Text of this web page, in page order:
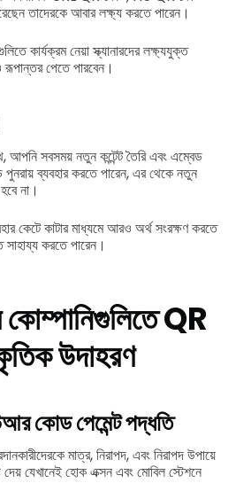
তাদেরকে আবার লক্ষ্য করতে পারেন।
কার্যক্রম নেয়া স্ক্যানারদের লক্ষ্যযুক্ত
পেতে পারবেন।
আপনি সবসময় নতুন কন্টেন্ট তৈরি এবং এম্বেড
ব্যবহার করতে পারেন, এর থেকে নতুন
না।
কেটে কাটার মাধ্যমে আরও অর্থ সংরক্ষণ করতে
করতে পারেন।
কোম্পানিগুলিতে QR
উদাহরণ
কোড পেমেন্ট পদ্ধতি
মাত্র, নিরাপদ, এবং নিরাপদ উপায়ে
যেখানেই হোক এক্সন এবং মোবিল স্টেশনে